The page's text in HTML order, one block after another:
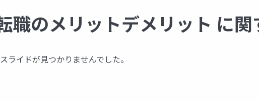
職のメリットデメリット に
ライドが見つかりませんでした。